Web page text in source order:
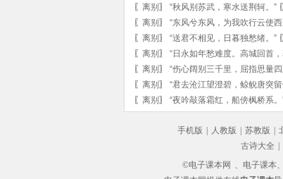
〖 离别 〗 “秋风别苏武，寒水送荆轲。” 〖
〖 离别 〗 “东风兮东风，为我吹行云使西
〖 离别 〗 “送君不相见，日暮独愁绪。” 〖
〖 离别 〗 “日永如年愁难度。高城回首
〖 离别 〗 “伤心阔别三千里，屈指思量
〖 离别 〗 “君去沧江望澄碧，鲸鲵唐突
〖 离别 〗 “夜吟敲落霜红，船傍枫桥系。
手机版 人教版 苏教版
古诗大全
©电子课本网 、电子课本